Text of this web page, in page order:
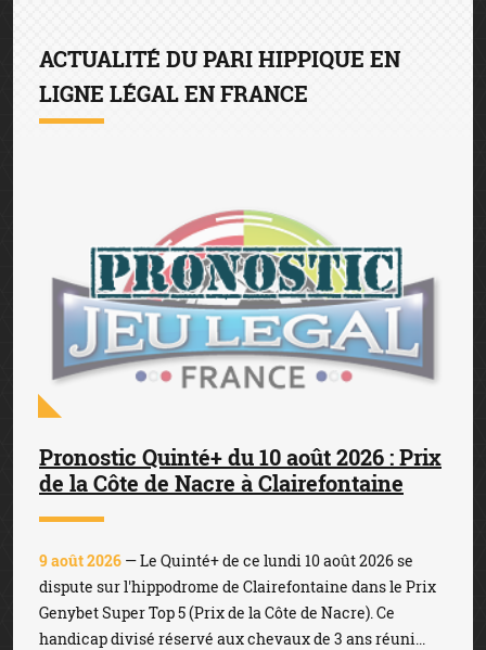
ACTUALITÉ DU PARI HIPPIQUE EN
LIGNE LÉGAL EN FRANCE
Pronostic Quinté+ du 10 août 2026 : Prix
de la Côte de Nacre à Clairefontaine
9 août 2026 — Le Quinté+ de ce lundi 10 août 2026 se
dispute sur l'hippodrome de Clairefontaine dans le Prix
Genybet Super Top 5 (Prix de la Côte de Nacre). Ce
handicap divisé réservé aux chevaux de 3 ans réuni...